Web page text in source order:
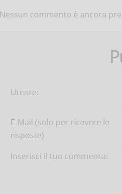
Nessun commento è ancora
Utente:
E-Mail (solo per ricevere le
risposte)
Inserisci il tuo commento: